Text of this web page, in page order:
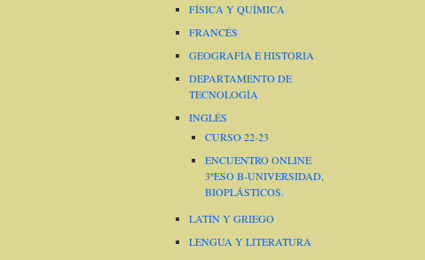
FÍSICA Y QUÍMICA
FRANCÉS
GEOGRAFÍA E HISTORIA
DEPARTAMENTO DE
TECNOLOGÍA
INGLÉS
CURSO 22-23
ENCUENTRO ONLINE
3ºESO B-UNIVERSIDAD,
BIOPLÁSTICOS.
LATÍN Y GRIEGO
LENGUA Y LITERATURA